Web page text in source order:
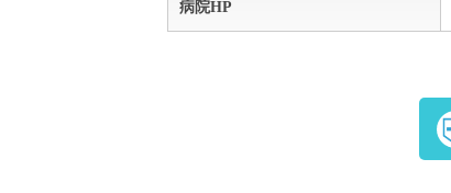
病院HP